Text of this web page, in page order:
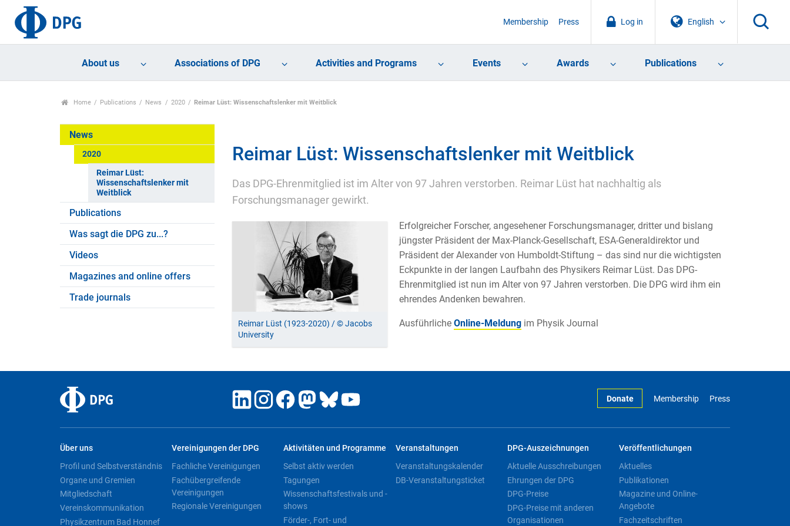
English
Log in
Membership Press
About us Associations of DPG Activities and Programs Events Awards Publications
Home Publications News 2020 Reimar Lüst: Wissenschaftslenker mit Weitblick
News
2020
Reimar Lüst:
Wissenschaftslenker mit
Weitblick
Publications
Was sagt die DPG zu...?
Videos
Magazines and online offers
Trade journals
Reimar Lüst: Wissenschaftslenker mit Weitblick
Das DPG-Ehrenmitglied ist im Alter von 97 Jahren verstorben. Reimar Lüst hat nachhaltig als
Forschungsmanager gewirkt.
Reimar Lüst (1923-2020) / © Jacobs
University
Erfolgreicher Forscher, angesehener Forschungsmanager, dritter und bislang
jüngster Präsident der Max-Planck-Gesellschaft, ESA-Generaldirektor und
Präsident der Alexander von Humboldt-Stiftung – das sind nur die wichtigsten
Eckpunkte in der langen Laufbahn des Physikers Reimar Lüst. Das DPG-
Ehrenmitglied ist nun im Alter von 97 Jahren verstorben. Die DPG wird ihm ein
ehrendes Andenken bewahren.
Ausführliche Online-Meldungim Physik Journal
Donate Membership Press
Über uns
Profil und Selbstverständnis
Organe und Gremien
Mitgliedschaft
Vereinskommunikation
Physikzentrum Bad Honnef
Vereinigungen der DPG
Fachliche Vereinigungen
Fachübergreifende
Vereinigungen
Regionale Vereinigungen
Aktivitäten und Programme
Selbst aktiv werden
Tagungen
Wissenschaftsfestivals und -
shows
Förder-, Fort- und
Veranstaltungen
Veranstaltungskalender
DB-Veranstaltungsticket
DPG-Auszeichnungen
Aktuelle Ausschreibungen
Ehrungen der DPG
DPG-Preise
DPG-Preise mit anderen
Organisationen
Veröffentlichungen
Aktuelles
Publikationen
Magazine und Online-
Angebote
Fachzeitschriften